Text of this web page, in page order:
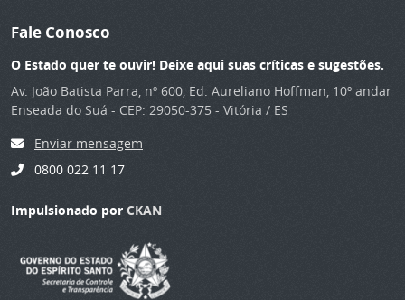
Fale Conosco
O Estado quer te ouvir! Deixe aqui suas críticas e sugestões.
Av. João Batista Parra, nº 600, Ed. Aureliano Hoffman, 10º andar
Enseada do Suá - CEP: 29050-375 - Vitória / ES
Enviar mensagem
0800 022 11 17
Impulsionado por CKAN